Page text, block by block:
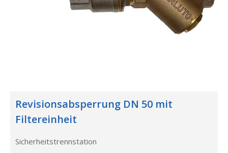
Revisionsabsperrung DN 50 mit
Filtereinheit
Sicherheitstrennstation